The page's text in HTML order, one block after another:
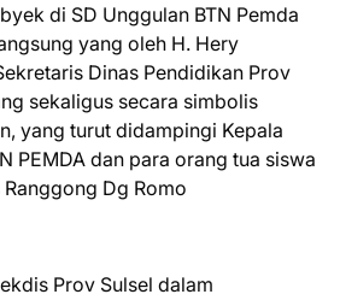
di SD Unggulan BTN Pemda
yang oleh H. Hery
Dinas Pendidikan Prov
sekaligus secara simbolis
yang turut didampingi Kepala
PEMDA dan para orang tua siswa
Dg Romo
Prov Sulsel dalam